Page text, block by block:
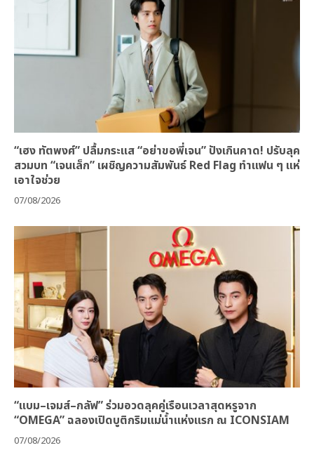
“เฮง ทัตพงศ์” ปลื้มกระแส “อย่าขอพี่เจน” ปังเกินคาด! ปรับลุค
สวมบท “เจนเล็ก” เผชิญความสัมพันธ์ Red Flag ทำแฟน ๆ แห่
เอาใจช่วย
07/08/2026
“แบม–เจมส์–กลัฟ” ร่วมอวดลุคคู่เรือนเวลาสุดหรูจาก
“OMEGA” ฉลองเปิดบูติกริมแม่น้ำแห่งแรก ณ ICONSIAM
07/08/2026